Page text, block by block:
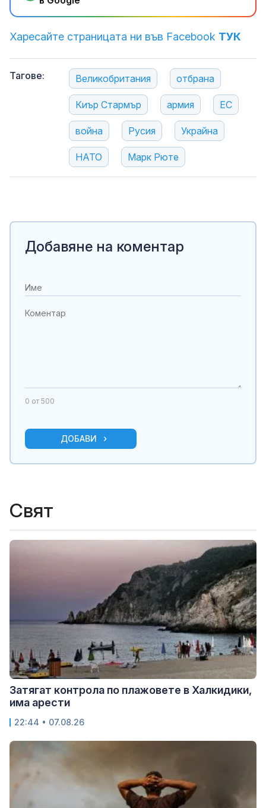
Харесайте страницата ни във Facebook ТУК
Тагове: Великобритания отбрана
Киър Стармър армия ЕС
война Русия Украйна
НАТО Марк Рюте
Добавяне на коментар
0 от 500
ДОБАВИ
Свят
Затягат контрола по плажовете в Халкидики,
има арести
22:44 • 07.08.26